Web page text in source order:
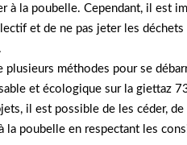
à la poubelle. Cependant, il est
et de ne pas jeter les déchets
plusieurs méthodes pour se
et écologique sur la giettaz
il est possible de les céder,
la poubelle en respectant les